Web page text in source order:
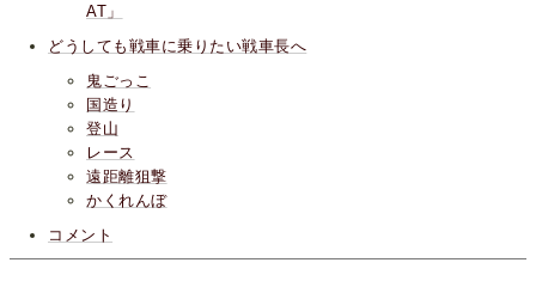
AT」
どうしても戦車に乗りたい戦車長へ
鬼ごっこ
国造り
登山
レース
遠距離狙撃
かくれんぼ
コメント